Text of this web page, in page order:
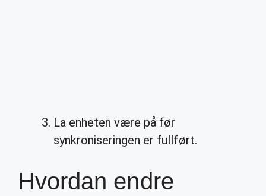
La enheten være på før
synkroniseringen er fullført.
Hvordan endre